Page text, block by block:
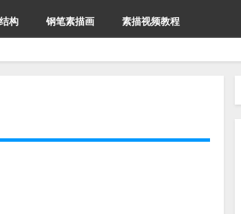
构 钢笔素描画 素描视频教程